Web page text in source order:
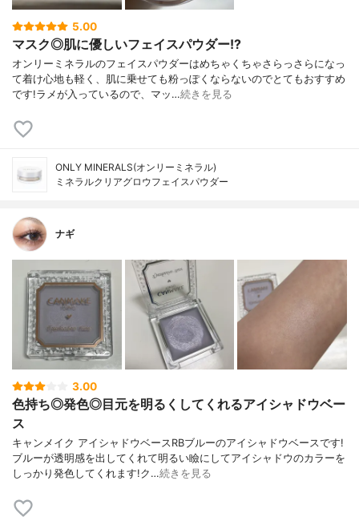
5.00
マスク◎肌に優しいフェイスパウダー!?
オンリーミネラルのフェイスパウダーはめちゃくちゃさらっさらになっ
て着け心地も軽く、肌に乗せても粉っぽくならないのでとてもおすすめ
です!ラメが入っているので、マッ…続きを見る
ONLY MINERALS(オンリーミネラル)
ミネラルクリアグロウフェイスパウダー
ナギ
3.00
色持ち◎発色◎目元を明るくしてくれるアイシャドウベー
ス
キャンメイク アイシャドウベースRBブルーのアイシャドウベースです!
ブルーが透明感を出してくれて明るい瞼にしてアイシャドウのカラーを
しっかり発色してくれます!ク…続きを見る